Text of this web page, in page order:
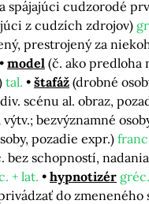
spájajúci cudzorodé
z cudzích zdrojov)
prestrojený za
model (č. ako predloha
tal. štafáž (drobné
scénu al. obraz,
bezvýznamné
pozadie expr.)
bez schopností,
+ lat. hypnotizér gréc.
do zmeneného